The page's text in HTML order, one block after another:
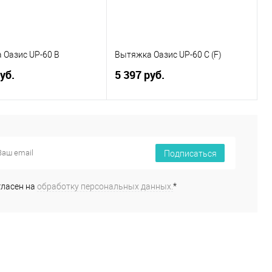
UP-60 B
в 1 клик
Вытяжка Оазис UP-60 C (F)
5 397 руб.
Купить в 1 клик
К сравнению
Подписаться
на обработку персональных данных. *